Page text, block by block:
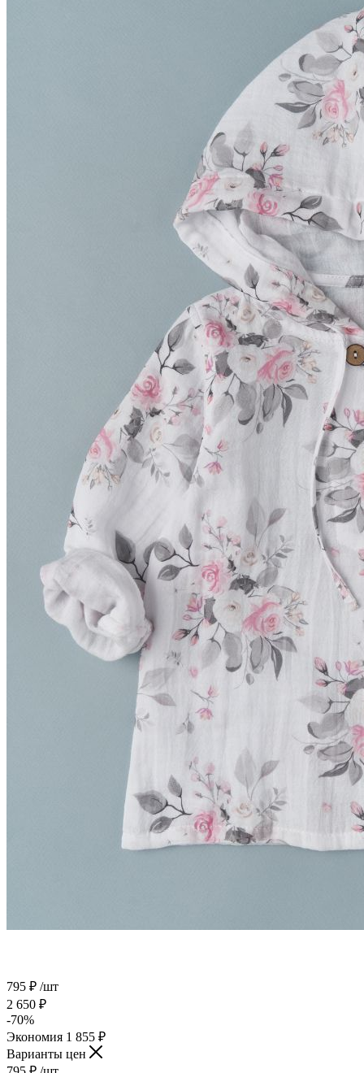
795 ₽ /шт
2 650 ₽
-70%
Экономия 1 855 ₽
Варианты цен